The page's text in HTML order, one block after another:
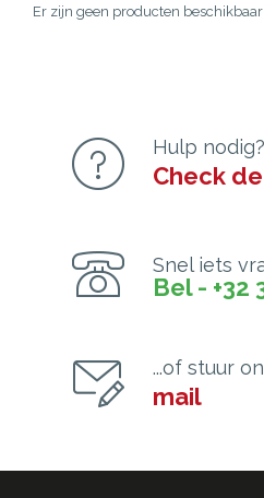
Er zijn geen producten
Hulp nodig?
Check de
Snel iets
Bel - +32
...of stuur
mail